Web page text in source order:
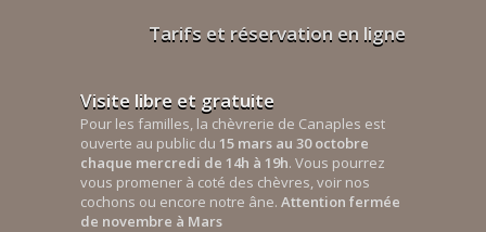
Tarifs et réservation en ligne
Visite libre et gratuite
Pour les familles, la chèvrerie de Canaples est
ouverte au public du 15 mars au 30 octobre
chaque mercredi de 14h à 19h. Vous pourrez
vous promener à coté des chèvres, voir nos
cochons ou encore notre âne. Attention fermée
de novembre à Mars